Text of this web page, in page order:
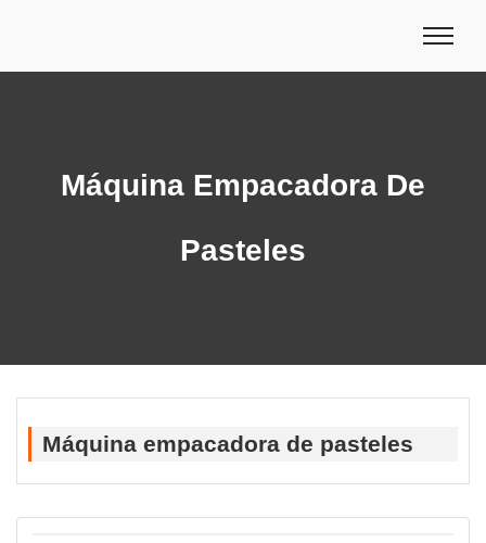
Máquina Empacadora De
Pasteles
Máquina empacadora de pasteles